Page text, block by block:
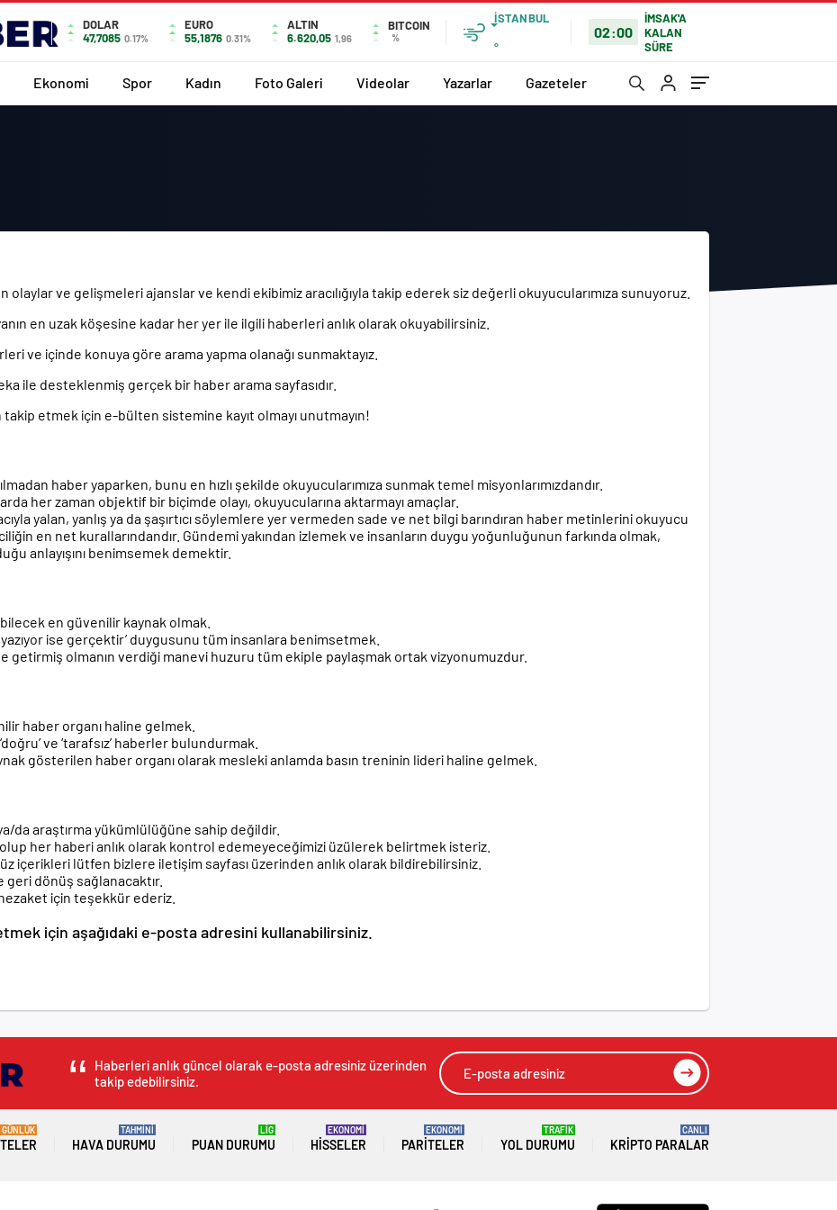
DOLAR
47,7085 0.17%
EURO
55,1876 0.31%
ALTIN
6.620,05 1,96
BITCOIN
%
İSTANBUL
°
02:00
İMSAK'A
KALAN
SÜRE
Ekonomi Spor Kadın Foto Galeri Videolar Yazarlar Gazeteler
olaylar ve gelişmeleri ajanslar ve kendi ekibimiz aracılığıyla takip ederek siz değerli okuyucularımıza sunuyoruz.
en uzak köşesine kadar her yer ile ilgili haberleri anlık olarak okuyabilirsiniz.
ve içinde konuya göre arama yapma olanağı sunmaktayız.
ile desteklenmiş gerçek bir haber arama sayfasıdır.
etmek için e-bülten sistemine kayıt olmayı unutmayın!
haber yaparken, bunu en hızlı şekilde okuyucularımıza sunmak temel misyonlarımızdandır.
her zaman objektif bir biçimde olayı, okuyucularına aktarmayı amaçlar.
yalan, yanlış ya da şaşırtıcı söylemlere yer vermeden sade ve net bilgi barındıran haber metinlerini okuyucu
en net kurallarındandır. Gündemi yakından izlemek ve insanların duygu yoğunluğunun farkında olmak,
anlayışını benimsemek demektir.
en güvenilir kaynak olmak.
ise gerçektir’ duygusunu tüm insanlara benimsetmek.
getirmiş olmanın verdiği manevi huzuru tüm ekiple paylaşmak ortak vizyonumuzdur.
haber organı haline gelmek.
ve ‘tarafsız’ haberler bulundurmak.
gösterilen haber organı olarak mesleki anlamda basın treninin lideri haline gelmek.
da araştırma yükümlülüğüne sahip değildir.
her haberi anlık olarak kontrol edemeyeceğimizi üzülerek belirtmek isteriz.
içerikleri lütfen bizlere iletişim sayfası üzerinden anlık olarak bildirebilirsiniz.
dönüş sağlanacaktır.
için teşekkür ederiz.
için aşağıdaki e-posta adresini kullanabilirsiniz.
Haberleri anlık güncel olarak e-posta adresiniz üzerinden
takip edebilirsiniz.
GÜNLÜK
HAVA DURUMU
TAHMİNİ
PUAN DURUMU
LİG
HISSELER
EKONOMİ
PARITELER
EKONOMİ
YOL DURUMU
TRAFİK
KRIPTO PARALAR
CANLI